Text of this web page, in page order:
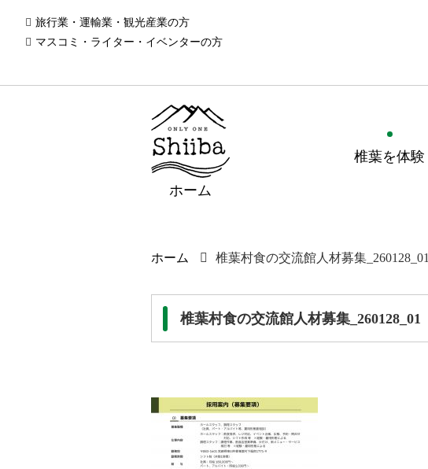
旅行業・運輸業・観光産業の方
マスコミ・ライター・イベンターの方
ホーム
椎葉を体験
ホーム 椎葉村食の交流館人材募集_260128_01
椎葉村食の交流館人材募集_260128_01